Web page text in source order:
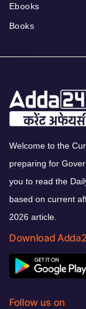
Ebooks
Books
Welcome to the
preparing for
you to read the
based on current
2026 article.
Download
Follow us on